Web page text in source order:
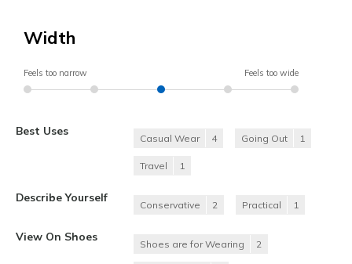
Width
Feels too narrow Feels too wide
Best Uses
Casual Wear 4 Going Out 1
Travel 1
Describe Yourself
Conservative 2 Practical 1
View On Shoes
Shoes are for Wearing 2